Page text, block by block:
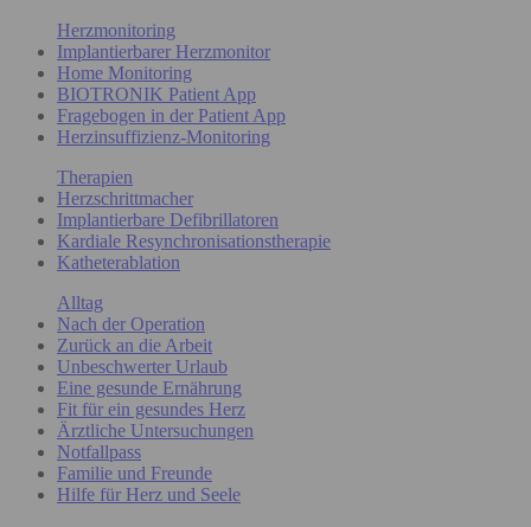
Herzmonitoring
Implantierbarer Herzmonitor
Home Monitoring
BIOTRONIK Patient App
Fragebogen in der Patient App
Herzinsuffizienz-Monitoring
Therapien
Herzschrittmacher
Implantierbare Defibrillatoren
Kardiale Resynchronisationstherapie
Katheterablation
Alltag
Nach der Operation
Zurück an die Arbeit
Unbeschwerter Urlaub
Eine gesunde Ernährung
Fit für ein gesundes Herz
Ärztliche Untersuchungen
Notfallpass
Familie und Freunde
Hilfe für Herz und Seele